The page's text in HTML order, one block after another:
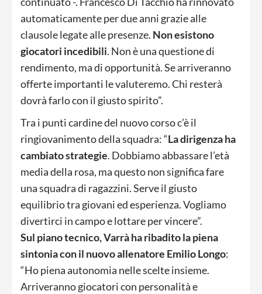
automaticamente per due anni grazie alle
clausole legate alle presenze. Non esistono
giocatori incedibili. Non è una questione di
rendimento, ma di opportunità. Se arriveranno
offerte importanti le valuteremo. Chi resterà
dovrà farlo con il giusto spirito”.
Tra i punti cardine del nuovo corso c’è il
ringiovanimento della squadra: “La dirigenza ha
cambiato strategie. Dobbiamo abbassare l’età
media della rosa, ma questo non significa fare
una squadra di ragazzini. Serve il giusto
equilibrio tra giovani ed esperienza. Vogliamo
divertirci in campo e lottare per vincere”.
Sul piano tecnico, Varrà ha ribadito la piena
sintonia con il nuovo allenatore Emilio Longo:
“Ho piena autonomia nelle scelte insieme.
Arriveranno giocatori con personalità e